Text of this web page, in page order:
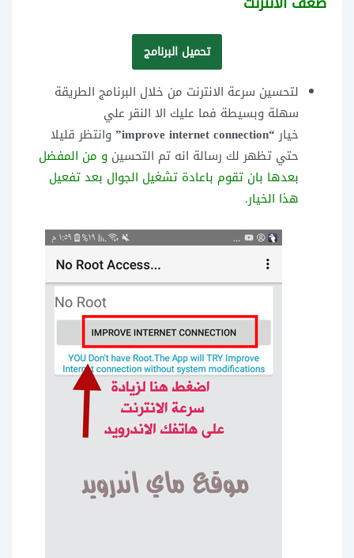
تحميل البرنامج
لتحسين سرعة الانترنت من خلال البرنامج الطريقة
سهلة وبسيطة فما عليك الا النقر علي
خيار “improve internet connection”
وانتظر قليلا
حتي تظهر لك رسالة انه تم التحسين و من المفضل
بعدها بان تقوم باعادة تشغيل الجوال بعد تفعيل
هذا الخيار.